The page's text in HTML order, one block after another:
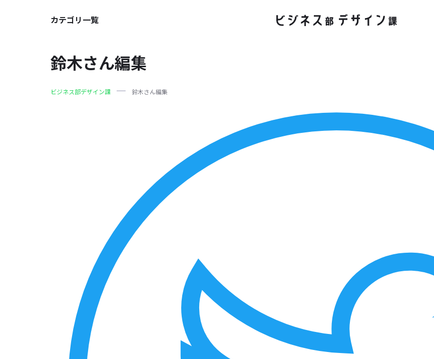
カテゴリ一覧
鈴木さん編集
ビジネス部デザイン課 鈴木さん編集